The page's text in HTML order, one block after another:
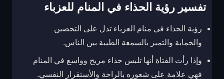
تفسير رؤية الحذاء في المنام للعزباء
رؤية الحذاء في منام العزباء تدل على التحصين
والحماية والتميز بالسمعة الطيبة بين الناس.
وإذا رأت الفتاة أنها تلبس حذاء مريح وواسع في المنام
فهي علامة على شعوره بالراحة والأستقرار النفسي.